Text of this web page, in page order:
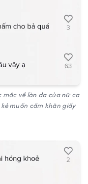
về làn da của nữ ca
muốn cầm khăn giấy